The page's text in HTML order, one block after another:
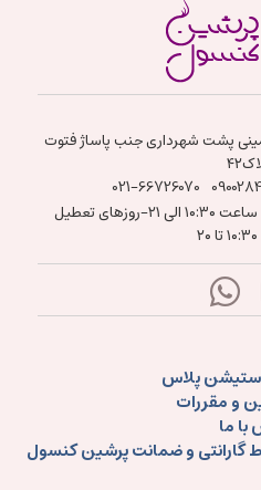
پشت شهرداری جنب پاساژ فتوت
021-66726070
شنبه تا پنجشنبه ساعت ۱۰:۳۰ الی ۲۱-روزهای تعطیل
پلاس
و مقررات
ما
گارانتی و ضمانت پرشین کنسول